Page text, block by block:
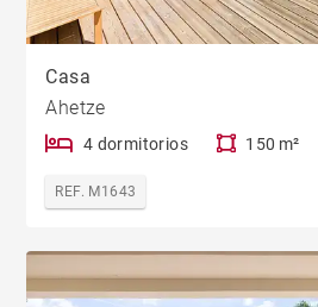
Casa
Ahetze
4 dormitorios 150 m²
REF. M1643